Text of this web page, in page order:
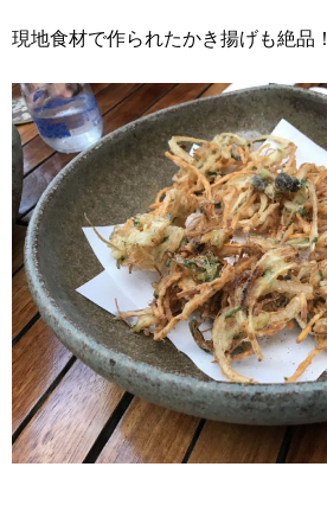
現地食材で作られたかき揚げも絶品！